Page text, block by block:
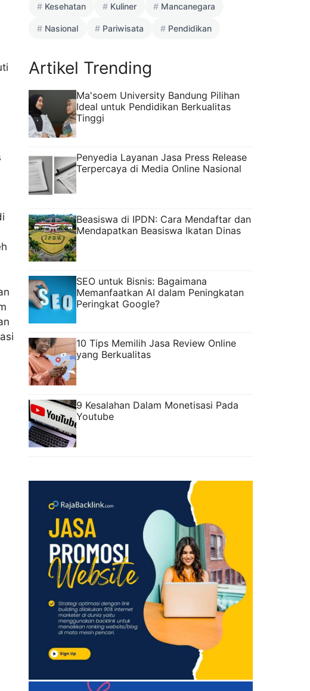
Kesehatan Kuliner Mancanegara
Nasional Pariwisata Pendidikan
Artikel Trending
Ma'soem University Bandung Pilihan
Ideal untuk Pendidikan Berkualitas
Tinggi
Penyedia Layanan Jasa Press Release
Terpercaya di Media Online Nasional
Beasiswa di IPDN: Cara Mendaftar dan
Mendapatkan Beasiswa Ikatan Dinas
SEO untuk Bisnis: Bagaimana
Memanfaatkan AI dalam Peningkatan
Peringkat Google?
10 Tips Memilih Jasa Review Online
yang Berkualitas
9 Kesalahan Dalam Monetisasi Pada
Youtube